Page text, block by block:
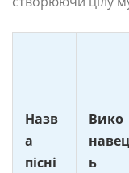
Назв
а
пісні
Вико
навец
ь